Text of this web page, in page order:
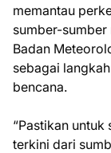
memantau
sumber-
Badan
sebagai
bencana.
“Pastikan
terkini dari